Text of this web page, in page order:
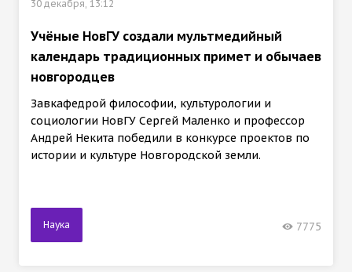
30 декабря, 13:12
Учёные НовГУ создали мультмедийный
календарь традиционных примет и обычаев
новгородцев
Завкафедрой философии, культурологии и
социологии НовГУ Сергей Маленко и профессор
Андрей Некита победили в конкурсе проектов по
истории и культуре Новгородской земли.
Наука 7775